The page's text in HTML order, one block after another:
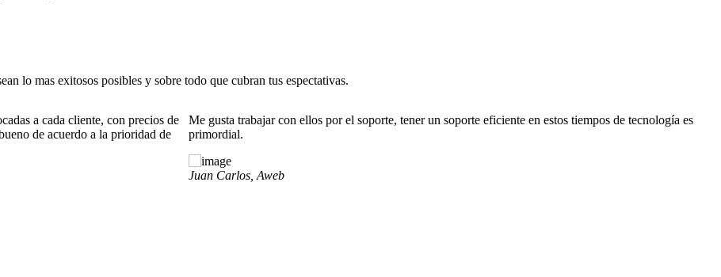
lo mas exitosos posibles y sobre todo que cubran tus espectativas.
eficiente en estos tiempos de tecnología es
Siempre eligo trabajar con ellos por el soporte, la confianza y la cercanía